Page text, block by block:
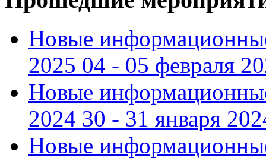
Новые
2025 04 - 05 февраля
Новые
2024 30 - 31 января
Новые